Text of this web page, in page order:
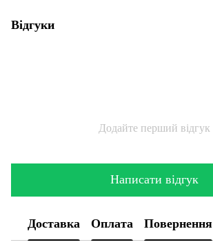
Відгуки
Додайте перший відгук
Написати відгук
Доставка Оплата Повернення